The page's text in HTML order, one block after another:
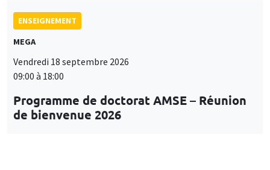
ENSEIGNEMENT
MEGA
Vendredi 18 septembre 2026
09:00 à 18:00
Programme de doctorat AMSE – Réunion
de bienvenue 2026